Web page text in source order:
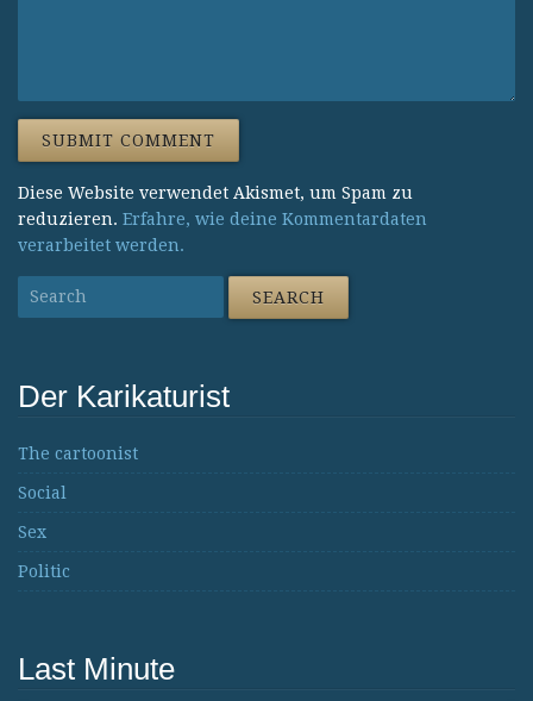
Diese Website verwendet Akismet, um Spam zu
reduzieren. Erfahre, wie deine Kommentardaten
verarbeitet werden.
Der Karikaturist
The cartoonist
Social
Sex
Politic
Last Minute